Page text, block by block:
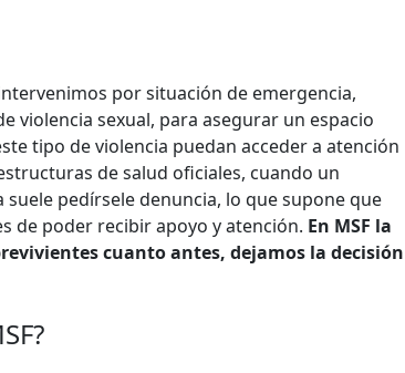
por situación de emergencia,
violencia sexual, para asegurar un espacio
tipo de violencia puedan acceder a atención
de salud oficiales, cuando un
pedírsele denuncia, lo que supone que
de poder recibir apoyo y atención. En MSF la
cuanto antes, dejamos la decisión